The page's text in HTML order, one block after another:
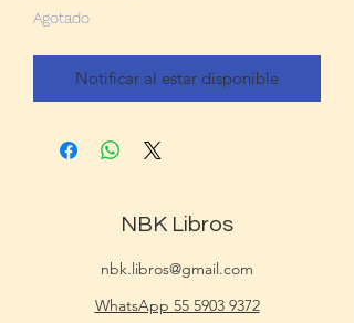
Agotado
Notificar al estar disponible
NBK Libros
nbk.libros@gmail.com
WhatsApp 55 5903 9372